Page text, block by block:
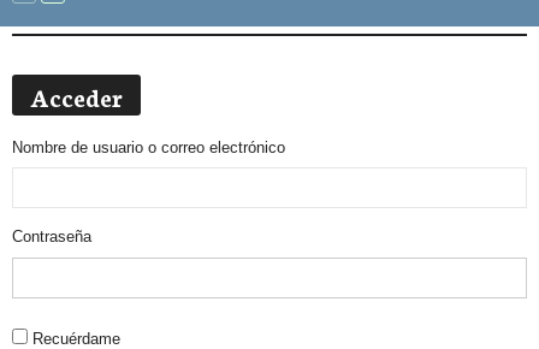
Acceder
Nombre de usuario o correo electrónico
Contraseña
Alternative:
Recuérdame